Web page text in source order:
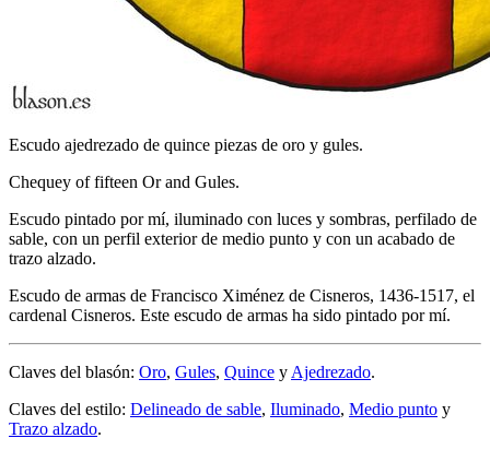
Escudo ajedrezado de quince piezas de oro y gules.
Chequey of fifteen Or and Gules.
Escudo pintado por mí, iluminado con luces y sombras, perfilado de
sable, con un perfil exterior de medio punto y con un acabado de
trazo alzado.
Escudo de armas de Francisco Ximénez de Cisneros, 1436-1517, el
cardenal Cisneros. Este escudo de armas ha sido pintado por mí.
Claves del blasón: Oro, Gules, Quince y Ajedrezado.
Claves del estilo: Delineado de sable, Iluminado, Medio punto y
Trazo alzado.